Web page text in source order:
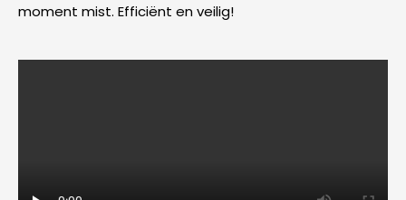
moment mist. Efficiënt en veilig!